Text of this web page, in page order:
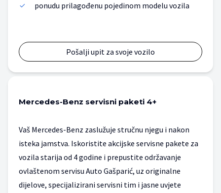
ponudu prilagođenu pojedinom modelu vozila
Pošalji upit za svoje vozilo
Mercedes-Benz servisni paketi 4+
Vaš Mercedes-Benz zaslužuje stručnu njegu i nakon
isteka jamstva. Iskoristite akcijske servisne pakete za
vozila starija od 4 godine i prepustite održavanje
ovlaštenom servisu Auto Gašparić, uz originalne
dijelove, specijalizirani servisni tim i jasne uvjete